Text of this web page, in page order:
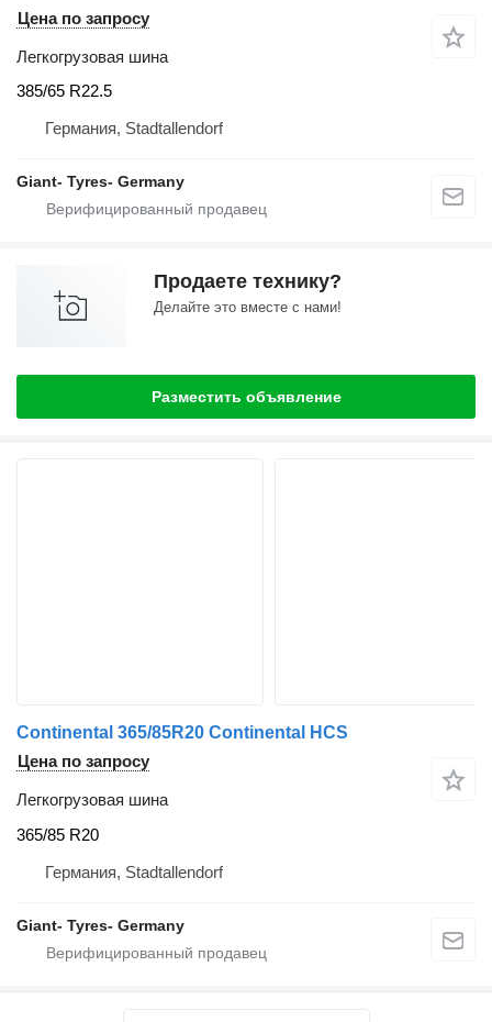
Цена по запросу
Легкогрузовая шина
385/65 R22.5
Германия, Stadtallendorf
Giant- Tyres- Germany
Продаете технику?
Делайте это вместе с нами!
Разместить объявление
Continental 365/85R20 Continental HCS
Цена по запросу
Легкогрузовая шина
365/85 R20
Германия, Stadtallendorf
Giant- Tyres- Germany